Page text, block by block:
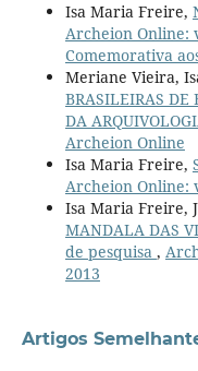
Isa Maria Freire,
Archeion Online:
Comemorativa
Meriane Vieira,
BRASILEIRAS DE
DA
Archeion Online
Isa Maria Freire,
Archeion Online:
Isa Maria Freire,
MANDALA DAS
de pesquisa ,
2013
Artigos